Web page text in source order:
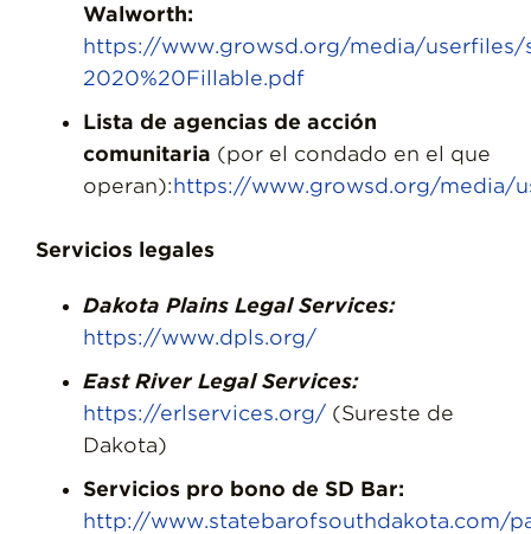
Walworth:
https://www.growsd.org/media/
2020%20Fillable.pdf
Lista de agencias de acción
comunitaria (por el condado en el que
operan):https://www.growsd.org/media/
Servicios legales
Dakota Plains Legal Services:
https://www.dpls.org/
East River Legal Services:
https://erlservices.org/ (Sureste de
Dakota)
Servicios pro bono de SD Bar:
http://www.statebarofsouthdakota.com/